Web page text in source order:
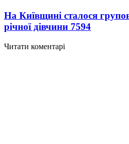
На Київщині сталося
річної дівчини 7594
Читати коментарі